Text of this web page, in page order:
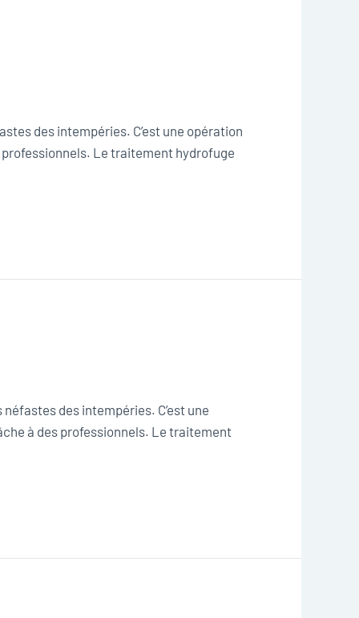
des intempéries. C’est une opération
Le traitement hydrofuge
des intempéries. C’est une
à des professionnels. Le traitement